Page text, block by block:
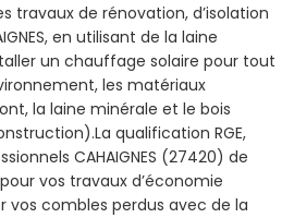
travaux de rénovation, d’isolation
en utilisant de la laine
un chauffage solaire pour tout
les matériaux
la laine minérale et le bois
qualification RGE,
CAHAIGNES (27420) de
vos travaux d’économie
vos combles perdus avec de la